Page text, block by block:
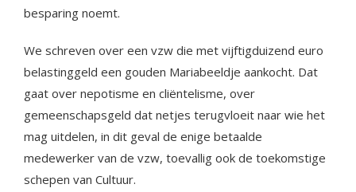
besparing noemt.
We schreven over een vzw die met vijftigduizend euro
belastinggeld een gouden Mariabeeldje aankocht. Dat
gaat over nepotisme en cliëntelisme, over
gemeenschapsgeld dat netjes terugvloeit naar wie het
mag uitdelen, in dit geval de enige betaalde
medewerker van de vzw, toevallig ook de toekomstige
schepen van Cultuur.